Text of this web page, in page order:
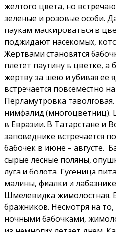
желтого цвета, но
зеленые и розовые особи.
паукам маскироваться в
поджидают насекомых,
Жертвами становятся
плетет паутину в цветке, а
жертву за шею и убивая ее
встречается повсеместно
Перламутровка
нимфалид (многоцветниц).
в Евразии. В Татарстане и
заповеднике встречается
бабочек в июне – августе.
сырые лесные поляны,
луга и болота. Гусеница
малины, фиалки и
Шмелевидка жимолостная.
бражников. Несмотря на
ночными бабочками,